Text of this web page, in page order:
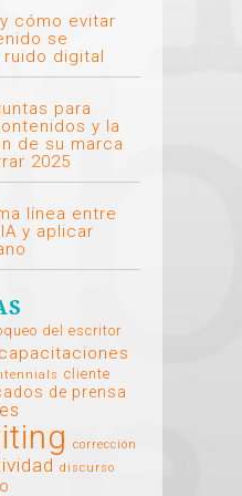
cómo evitar
se
digital
para
y la
de su marca
2025
línea entre
y aplicar
del escritor
capacitaciones
cliente
de prensa
corrección
discurso